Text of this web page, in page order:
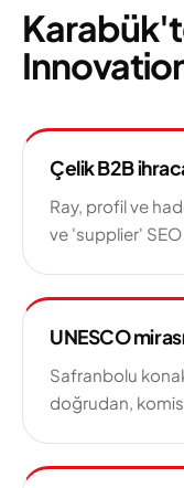
Çelik B2B
Ray, profil ve
ve 'supplier' SEO
UNESCO
Safranbolu
doğrudan,